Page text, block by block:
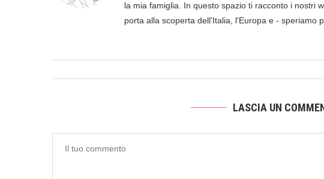
la mia famiglia. In questo spazio ti racconto i nostri
porta alla scoperta dell'Italia, l'Europa e - speriamo
LASCIA UN